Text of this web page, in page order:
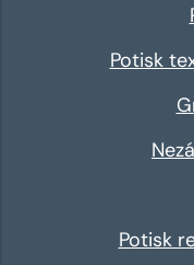
Potisk
Potisk